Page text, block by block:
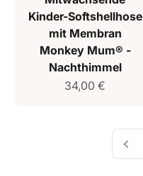
Kinder-Softshellhose
mit Membran
Monkey Mum® -
Nachthimmel
Verkaufspreis
34,00 €